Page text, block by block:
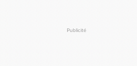
Publicité